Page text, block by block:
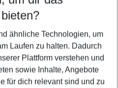
8 Nächte
anzeigen
ähnliche Technologien, um
Laufen zu halten. Dadurch
Plattform verstehen und
sowie Inhalte, Angebote
für dich relevant sind und zu